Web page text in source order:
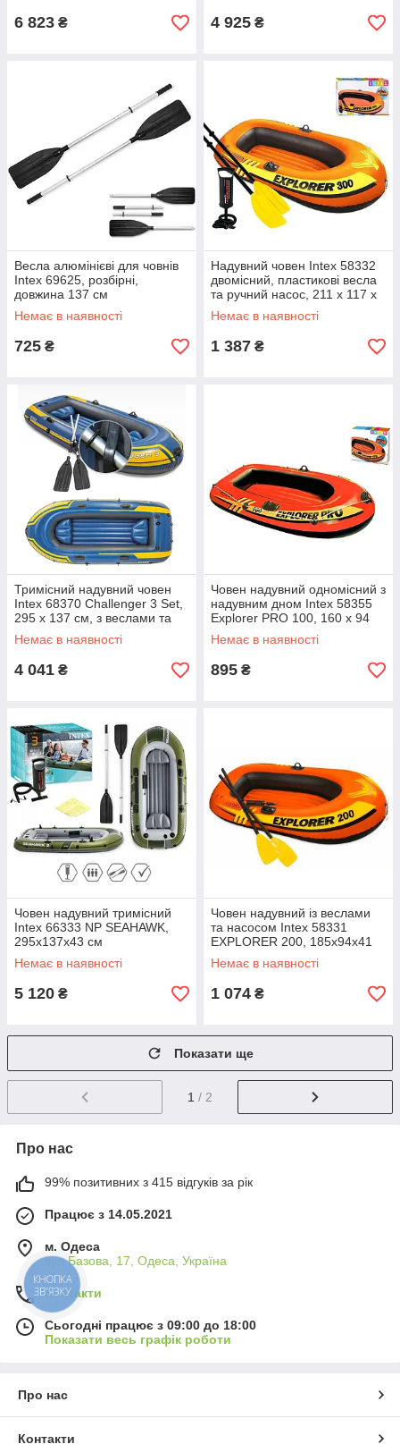
6 823 ₴ 4 925 ₴
Весла алюмінієві для човнів
Intex 69625, розбірні,
довжина 137 см
Немає в наявності
725 ₴
Надувний човен Intex 58332
двомісний, пластикові весла
та ручний насос, 211 х 117 х
41 см
Немає в наявності
1 387 ₴
Тримісний надувний човен
Intex 68370 Challenger 3 Set,
295 х 137 см, з веслами та
насосом. 3-камерна
Немає в наявності
4 041 ₴
Човен надувний одномісний з
надувним дном Intex 58355
Explorer PRO 100, 160 х 94
см
Немає в наявності
895 ₴
Човен надувний тримісний
Intex 66333 NP SEAHAWK,
295x137x43 см
Немає в наявності
5 120 ₴
Човен надувний із веслами
та насосом Intex 58331
EXPLORER 200, 185х94х41
см, з надувним дном
Немає в наявності
1 074 ₴
Показати ще
1 / 2
Про нас
99% позитивних з 415 відгуків за рік
Працює з 14.05.2021
м. Одеса
вул.Базова, 17, Одеса, Україна
Контакти
Сьогодні працює з 09:00 до 18:00
Показати весь графік роботи
Про нас
Контакти
КНОПКА
ЗВ'ЯЗКУ